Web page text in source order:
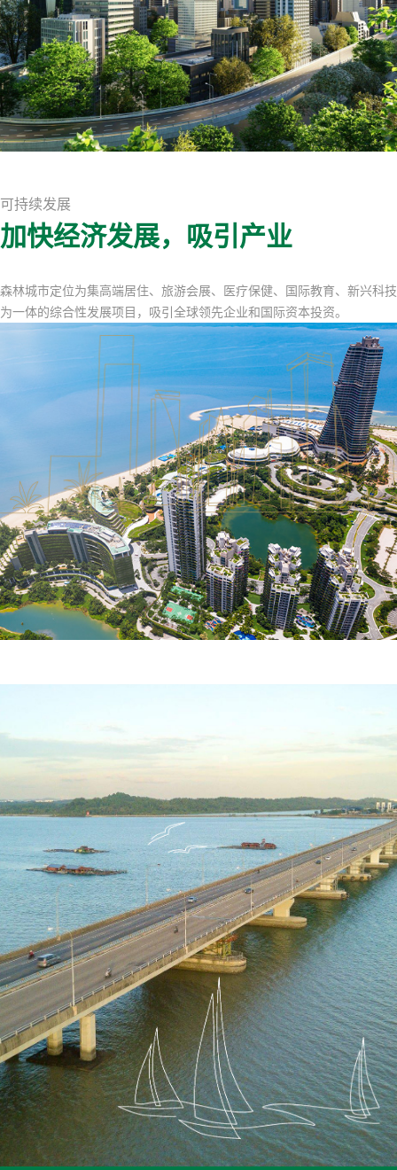
可持续发展
加快经济发展，吸引产业
森林城市定位为集高端居住、旅游会展、医疗保健、国际教育、新兴科技
为一体的综合性发展项目，吸引全球领先企业和国际资本投资。